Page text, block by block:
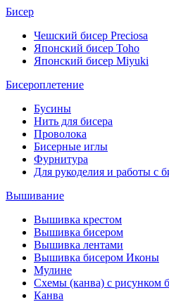
Бисер
Чешский бисер Preciosa
Японский бисер Toho
Японский бисер Miyuki
Бисероплетение
Бусины
Нить для бисера
Проволока
Бисерные иглы
Фурнитура
Для рукоделия и работы с
Вышивание
Вышивка крестом
Вышивка бисером
Вышивка лентами
Вышивка бисером Иконы
Мулине
Схемы (канва) с рисунком
Канва